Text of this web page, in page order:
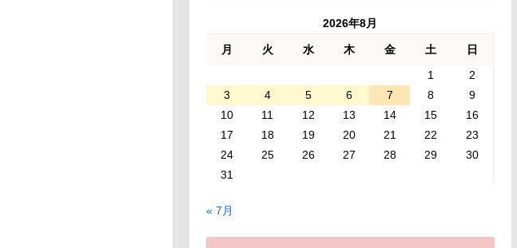
2026年8月
月 火 水 木 金 土
日
1
2
3
4 5 6 7 8
9
10
11 12 13 14 15
16
17
18 19 20 21 22
23
24
25 26 27 28 29
30
31
« 7月